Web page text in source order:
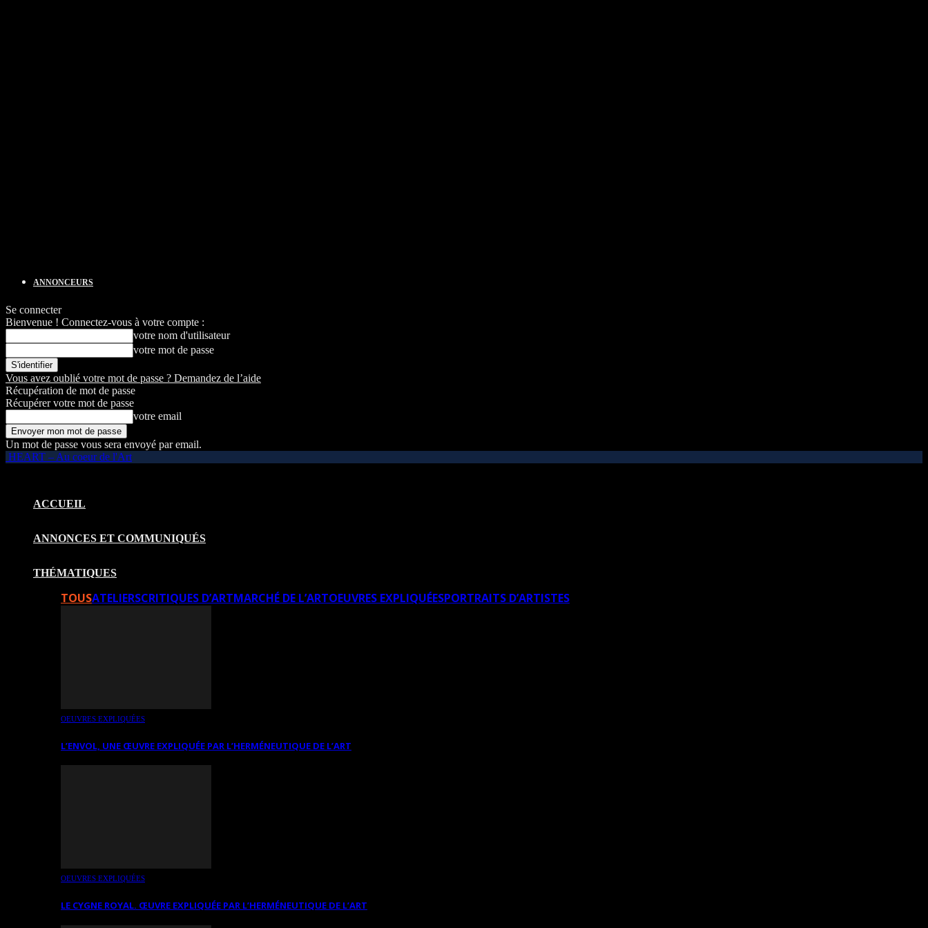
ANNONCEURS
Se connecter
Bienvenue ! Connectez-vous à votre compte :
votre nom d'utilisateur
votre mot de passe
Vous avez oublié votre mot de passe ? Demandez de l’aide
Récupération de mot de passe
Récupérer votre mot de passe
votre email
Un mot de passe vous sera envoyé par email.
HEART – Au coeur de l'Art
ACCUEIL
ANNONCES ET COMMUNIQUÉS
THÉMATIQUES
TOUSATELIERSCRITIQUES D’ARTMARCHÉ DE L’ARTOEUVRES EXPLIQUÉESPORTRAITS D’ARTISTES
OEUVRES EXPLIQUÉES
L’ENVOL, UNE ŒUVRE EXPLIQUÉE PAR L’HERMÉNEUTIQUE DE L’ART
OEUVRES EXPLIQUÉES
LE CYGNE ROYAL. ŒUVRE EXPLIQUÉE PAR L’HERMÉNEUTIQUE DE L’ART